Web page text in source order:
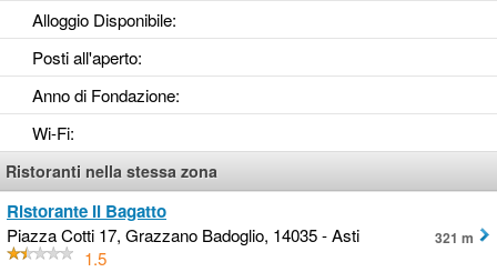
Alloggio Disponibile:
Posti all'aperto:
Anno di Fondazione:
Wi-Fi:
Ristoranti nella stessa zona
Ristorante Il Bagatto
Piazza Cotti 17, Grazzano Badoglio, 14035 - Asti
1.5
321 m